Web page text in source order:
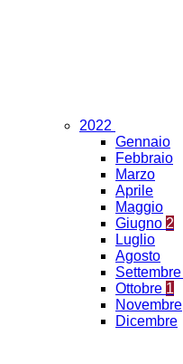
2022
Gennaio
Febbraio
Marzo
Aprile
Maggio
Giugno 2
Luglio
Agosto
Settembre
Ottobre 1
Novembre
Dicembre